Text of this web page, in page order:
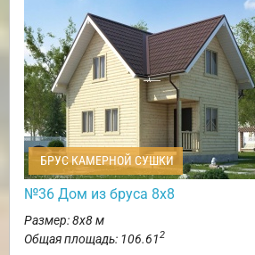
БРУС КАМЕРНОЙ СУШКИ
№36 Дом из бруса 8х8
Размер: 8х8 м
Общая площадь: 106.612